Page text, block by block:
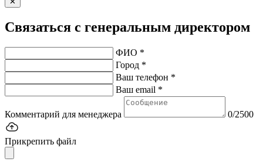
Связаться с генеральным директором
ФИО *
Город *
Ваш телефон *
Ваш email *
Комментарий для менеджера 0/2500
Прикрепить файл